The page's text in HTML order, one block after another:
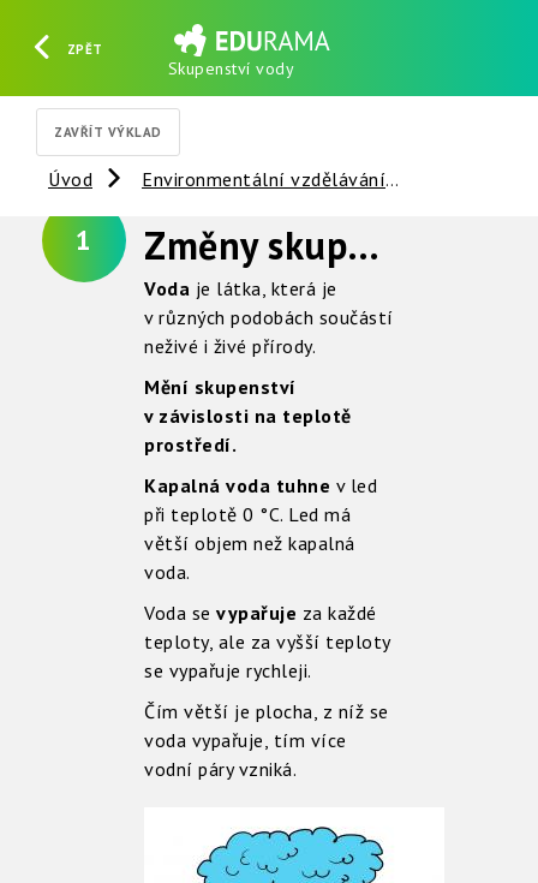
ZPĚT
Skupenství vody
ZAVŘÍT VÝKLAD
Úvod Environmentální vzdělávání
1 Změny skupenství
Voda je látka, která je
v různých podobách součástí
neživé i živé přírody.
Mění skupenství
v závislosti na teplotě
prostředí.
Kapalná voda tuhne v led
při teplotě 0 °C. Led má
větší objem než kapalná
voda.
Voda se vypařuje za každé
teploty, ale za vyšší teploty
se vypařuje rychleji.
Čím větší je plocha, z níž se
voda vypařuje, tím více
vodní páry vzniká.